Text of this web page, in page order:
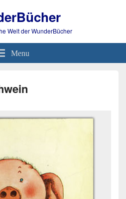
Welt der WunderBücher
Menu